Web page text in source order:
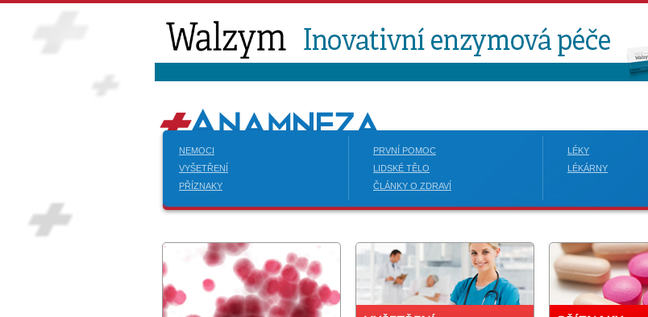
NEMOCI
VYŠETŘENÍ
PŘÍZNAKY
PRVNÍ POMOC
LIDSKÉ TĚLO
ČLÁNKY O ZDRAVÍ
LÉKY
LÉKÁRNY